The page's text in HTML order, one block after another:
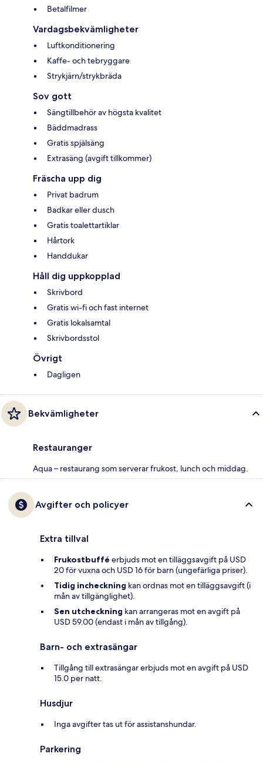
Betalfilmer
Vardagsbekvämligheter
Luftkonditionering
Kaffe- och tebryggare
Strykjärn/strykbräda
Sov gott
Sängtillbehör av högsta kvalitet
Bäddmadrass
Gratis spjälsäng
Extrasäng (avgift tillkommer)
Fräscha upp dig
Privat badrum
Badkar eller dusch
Gratis toalettartiklar
Hårtork
Handdukar
Håll dig uppkopplad
Skrivbord
Gratis wi-fi och fast internet
Gratis lokalsamtal
Skrivbordsstol
Övrigt
Dagligen
Bekvämligheter
Restauranger
Aqua – restaurang som serverar frukost, lunch och middag.
Avgifter och policyer
Extra tillval
Frukostbuffé erbjuds mot en tilläggsavgift på USD
20 för vuxna och USD 16 för barn (ungefärliga priser).
Tidig incheckning kan ordnas mot en tilläggsavgift (i
mån av tillgänglighet).
Sen utcheckning kan arrangeras mot en avgift på
USD 59.00 (endast i mån av tillgång).
Barn- och extrasängar
Tillgång till extrasängar erbjuds mot en avgift på USD
15.0 per natt.
Husdjur
Inga avgifter tas ut för assistanshundar.
Parkering